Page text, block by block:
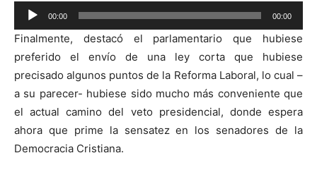
Reproductor
de
audio
00:00 00:00
Finalmente, destacó el parlamentario que hubiese
preferido el envío de una ley corta que hubiese
precisado algunos puntos de la Reforma Laboral, lo cual –
a su parecer- hubiese sido mucho más conveniente que
el actual camino del veto presidencial, donde espera
ahora que prime la sensatez en los senadores de la
Democracia Cristiana.